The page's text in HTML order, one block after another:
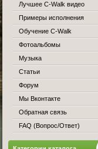
Лучшее C-Walk видео
Примеры исполнения
Обучение C-Walk
Фотоальбомы
Музыка
Статьи
Форум
Мы Вконтакте
Обратная связь
FAQ (Вопрос/Ответ)